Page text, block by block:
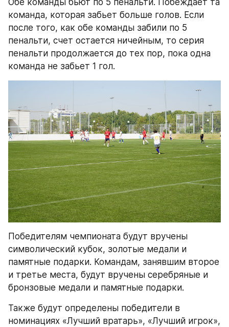
команда, которая забьет больше голов. Если
после того, как обе команды забили по 5
пенальти, счет остается ничейным, то серия
пенальти продолжается до тех пор, пока одна
команда не забьет 1 гол.
Победителям чемпионата будут вручены
символический кубок, золотые медали и
памятные подарки. Командам, занявшим второе
и третье места, будут вручены серебряные и
бронзовые медали и памятные подарки.
Также будут определены победители в
номинациях «Лучший вратарь», «Лучший игрок»,